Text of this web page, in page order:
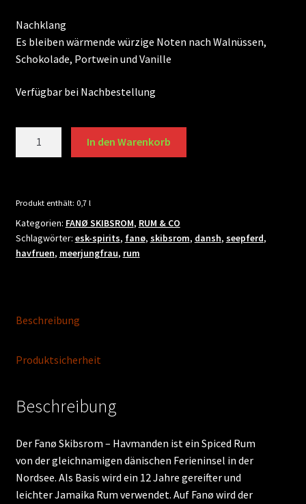
Nachklang
Es bleiben wärmende würzige Noten nach Walnüssen,
Schokolade, Portwein und Vanille
Verfügbar bei Nachbestellung
Menge
In den Warenkorb
Produkt enthält: 0,7 l
Kategorien: FANØ SKIBSROM, RUM & CO
Schlagwörter: esk-spirits, fanø, skibsrom, dansh, seepferd,
havfruen, meerjungfrau, rum
Beschreibung
Produktsicherheit
Beschreibung
Der Fanø Skibsrom – Havmanden ist ein Spiced Rum
von der gleichnamigen dänischen Ferieninsel in der
Nordsee. Als Basis wird ein 12 Jahre gereifter und
leichter Jamaika Rum verwendet. Auf Fanø wird der